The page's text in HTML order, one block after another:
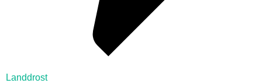
Landdrost